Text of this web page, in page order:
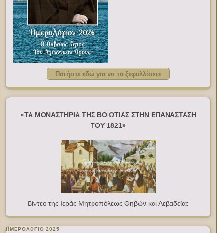
Πατήστε εδώ για να το ξεφυλλίσετε
«ΤΑ ΜΟΝΑΣΤΗΡΙΑ ΤΗΣ ΒΟΙΩΤΙΑΣ ΣΤΗΝ ΕΠΑΝΑΣΤΑΣΗ
ΤΟΥ 1821»
Βίντεο της Ιεράς Μητροπόλεως Θηβών και Λεβαδείας
ΗΜΕΡΟΛΟΓΙΟ 2025